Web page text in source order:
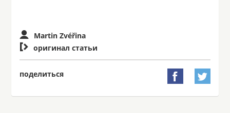
Martin Zvéřina
 оригинал статьи
поделиться  